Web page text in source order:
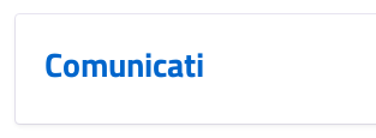
Comunicati